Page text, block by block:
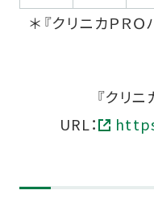
＊『クリニカＰＲ
『クリニ
URL：